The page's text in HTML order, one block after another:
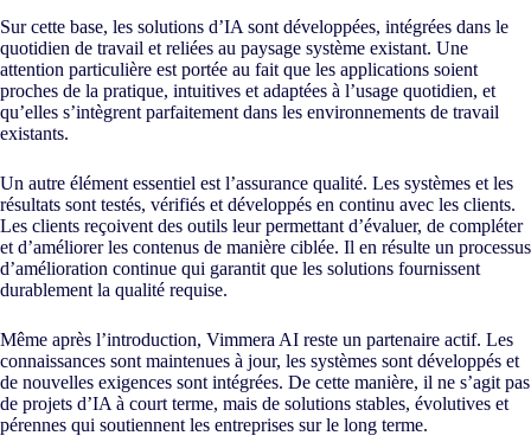
Sur cette base, les solutions d’IA sont développées, intégrées dans le
quotidien de travail et reliées au paysage système existant. Une
attention particulière est portée au fait que les applications soient
proches de la pratique, intuitives et adaptées à l’usage quotidien, et
qu’elles s’intègrent parfaitement dans les environnements de travail
existants.
Un autre élément essentiel est l’assurance qualité. Les systèmes et les
résultats sont testés, vérifiés et développés en continu avec les clients.
Les clients reçoivent des outils leur permettant d’évaluer, de compléter
et d’améliorer les contenus de manière ciblée. Il en résulte un processus
d’amélioration continue qui garantit que les solutions fournissent
durablement la qualité requise.
Même après l’introduction, Vimmera AI reste un partenaire actif. Les
connaissances sont maintenues à jour, les systèmes sont développés et
de nouvelles exigences sont intégrées. De cette manière, il ne s’agit pas
de projets d’IA à court terme, mais de solutions stables, évolutives et
pérennes qui soutiennent les entreprises sur le long terme.